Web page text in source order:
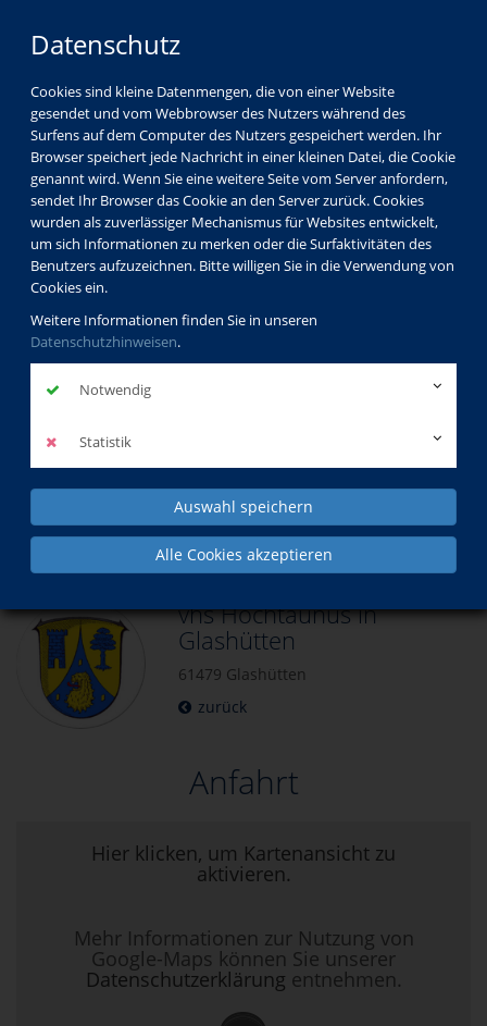
Datenschutz
Cookies sind kleine Datenmengen, die von einer Website
gesendet und vom Webbrowser des Nutzers während des
Surfens auf dem Computer des Nutzers gespeichert werden. Ihr
Browser speichert jede Nachricht in einer kleinen Datei, die Cookie
genannt wird. Wenn Sie eine weitere Seite vom Server anfordern,
sendet Ihr Browser das Cookie an den Server zurück. Cookies
wurden als zuverlässiger Mechanismus für Websites entwickelt,
um sich Informationen zu merken oder die Surfaktivitäten des
Benutzers aufzuzeichnen. Bitte willigen Sie in die Verwendung von
Cookies ein.
Weitere Informationen finden Sie in unseren
Datenschutzhinweisen.
Notwendig
Statistik
Auswahl speichern
Alle Cookies akzeptieren
Öffnungszeiten
vhs Hochtaunus in
Glashütten
61479 Glashütten
zurück
Anfahrt
Hier klicken, um Kartenansicht zu
aktivieren.
Mehr Informationen zur Nutzung von
Google-Maps können Sie unserer
Datenschutzerklärung entnehmen.